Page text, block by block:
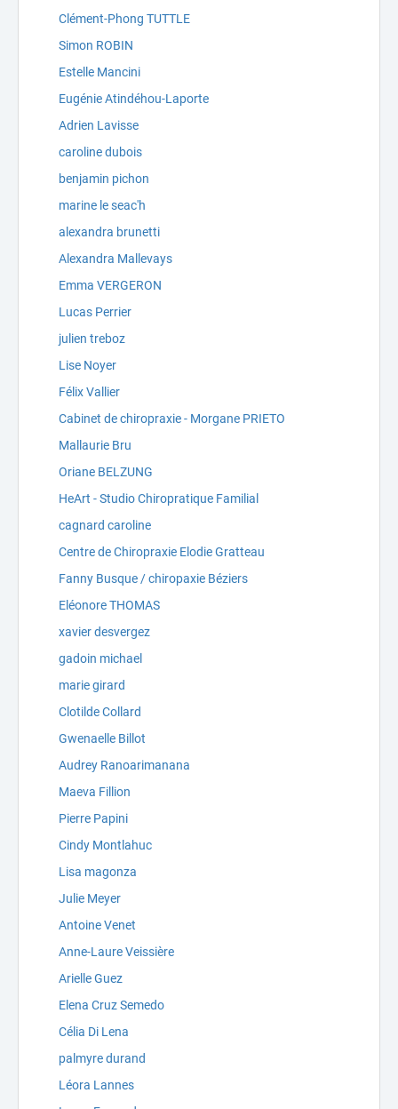
Clément-Phong TUTTLE
Simon ROBIN
Estelle Mancini
Eugénie Atindéhou-Laporte
Adrien Lavisse
caroline dubois
benjamin pichon
marine le seac'h
alexandra brunetti
Alexandra Mallevays
Emma VERGERON
Lucas Perrier
julien treboz
Lise Noyer
Félix Vallier
Cabinet de chiropraxie - Morgane PRIETO
Mallaurie Bru
Oriane BELZUNG
HeArt - Studio Chiropratique Familial
cagnard caroline
Centre de Chiropraxie Elodie Gratteau
Fanny Busque / chiropaxie Béziers
Eléonore THOMAS
xavier desvergez
gadoin michael
marie girard
Clotilde Collard
Gwenaelle Billot
Audrey Ranoarimanana
Maeva Fillion
Pierre Papini
Cindy Montlahuc
Lisa magonza
Julie Meyer
Antoine Venet
Anne-Laure Veissière
Arielle Guez
Elena Cruz Semedo
Célia Di Lena
palmyre durand
Léora Lannes